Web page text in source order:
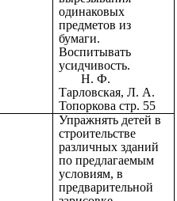
одинаковых
предметов из
бумаги.
Воспитывать
усидчивость.
Н. Ф.
Тарловская, Л. А.
Топоркова стр. 55
Упражнять детей в
строительстве
различных зданий
по предлагаемым
условиям, в
предварительной